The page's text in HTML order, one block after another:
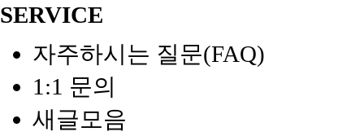
SERVICE
자주하시는 질문(FAQ)
1:1 문의
새글모음